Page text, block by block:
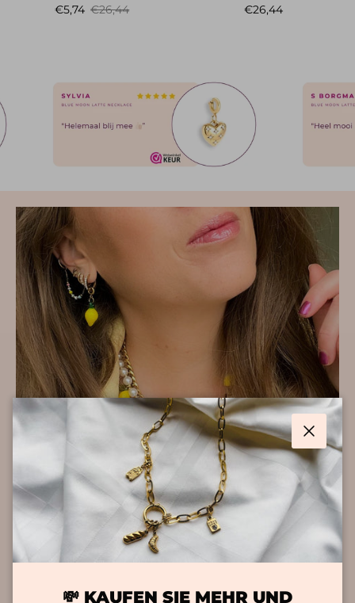
Verkaufspreis
€5,74 Normaler Preis
€26,44
Normaler Preis
€26,44
💸 KAUFEN SIE MEHR UND